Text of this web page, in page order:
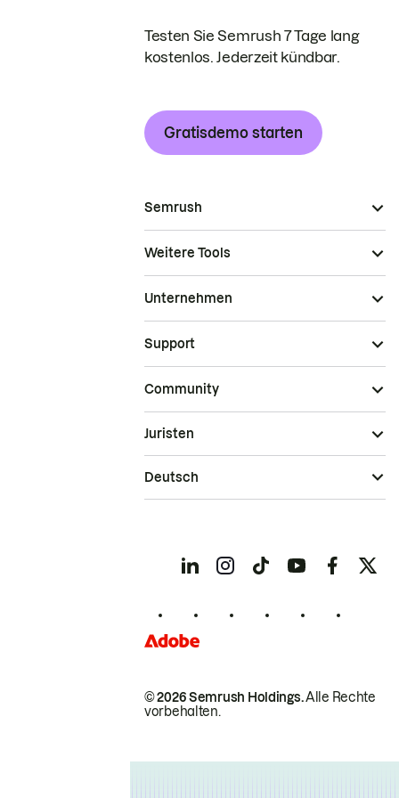
Testen Sie Semrush 7 Tage lang
kostenlos. Jederzeit kündbar.
Gratisdemo starten
Semrush
Weitere Tools
Unternehmen
Support
Community
© 2026 Semrush Holdings.Alle Rechte
vorbehalten.
Juristen
Deutsch